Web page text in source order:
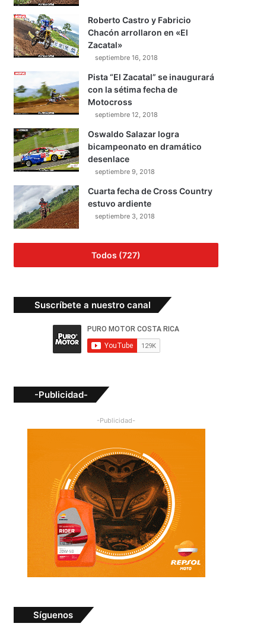
Roberto Castro y Fabricio
Chacón arrollaron en «El
Zacatal»
septiembre 16, 2018
Pista “El Zacatal” se inaugurará
con la sétima fecha de
Motocross
septiembre 12, 2018
Oswaldo Salazar logra
bicampeonato en dramático
desenlace
septiembre 9, 2018
Cuarta fecha de Cross Country
estuvo ardiente
septiembre 3, 2018
Todos (727)
Suscríbete a nuestro canal
-Publicidad-
-Publicidad-
Síguenos